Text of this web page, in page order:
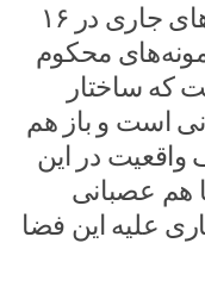
عباس عبدی نوشت: سیاست‌های جاری در ۱۶
محکوم
ساختار
است و باز هم
در این
هم عصبانی
علیه این فضا